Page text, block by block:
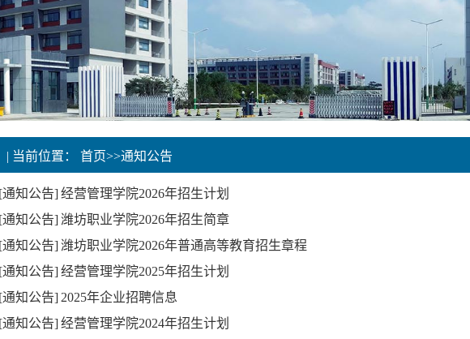
| 当前位置： 首页>>通知公告
[通知公告]经营管理学院2026年招生计划
[通知公告]潍坊职业学院2026年招生简章
[通知公告]潍坊职业学院2026年普通高等教育招生章程
[通知公告]经营管理学院2025年招生计划
[通知公告] 2025年企业招聘信息
[通知公告]经营管理学院2024年招生计划